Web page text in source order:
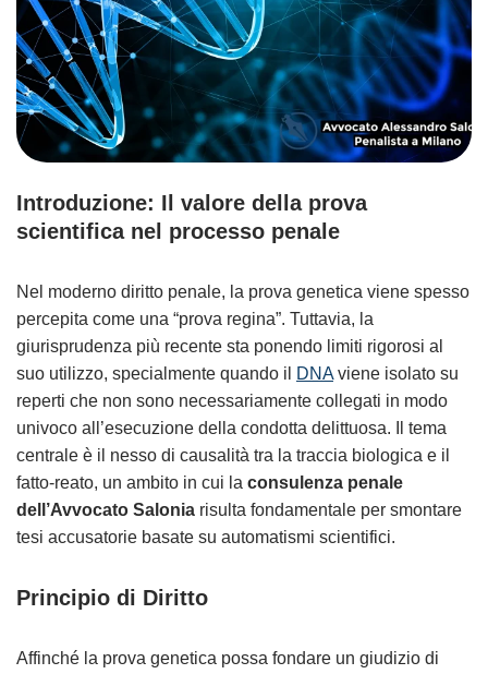
Introduzione: Il valore della prova
scientifica nel processo penale
Nel moderno diritto penale, la prova genetica viene spesso
percepita come una “prova regina”. Tuttavia, la
giurisprudenza più recente sta ponendo limiti rigorosi al
suo utilizzo, specialmente quando il
DNAviene isolato su
reperti che non sono necessariamente collegati in modo
univoco all’esecuzione della condotta delittuosa. Il tema
centrale è il nesso di causalità tra la traccia biologica e il
fatto-reato, un ambito in cui la consulenza penale
dell’Avvocato Salonia risulta fondamentale per smontare
tesi accusatorie basate su automatismi scientifici.
Principio di Diritto
Affinché la prova genetica possa fondare un giudizio di